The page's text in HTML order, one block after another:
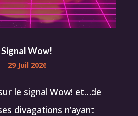
Signal Wow!
29 Juil 2026
le signal Wow! et…de
divagations n’ayant